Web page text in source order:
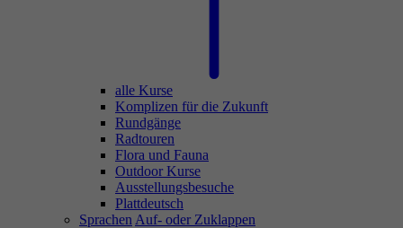
alle Kurse
Komplizen für die Zukunft
Rundgänge
Radtouren
Flora und Fauna
Outdoor Kurse
Ausstellungsbesuche
Plattdeutsch
Sprachen Auf- oder Zuklappen